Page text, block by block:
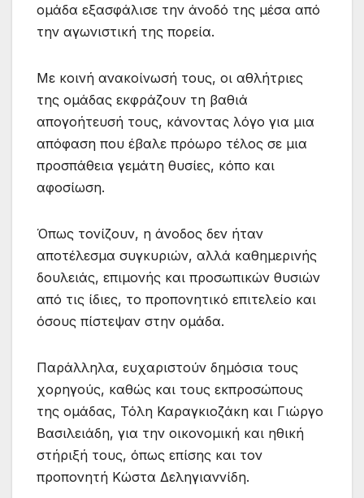
ομάδα εξασφάλισε την άνοδό της μέσα από
την αγωνιστική της πορεία.
Με κοινή ανακοίνωσή τους, οι αθλήτριες
της ομάδας εκφράζουν τη βαθιά
απογοήτευσή τους, κάνοντας λόγο για μια
απόφαση που έβαλε πρόωρο τέλος σε μια
προσπάθεια γεμάτη θυσίες, κόπο και
αφοσίωση.
Όπως τονίζουν, η άνοδος δεν ήταν
αποτέλεσμα συγκυριών, αλλά καθημερινής
δουλειάς, επιμονής και προσωπικών θυσιών
από τις ίδιες, το προπονητικό επιτελείο και
όσους πίστεψαν στην ομάδα.
Παράλληλα, ευχαριστούν δημόσια τους
χορηγούς, καθώς και τους εκπροσώπους
της ομάδας, Τόλη Καραγκιοζάκη και Γιώργο
Βασιλειάδη, για την οικονομική και ηθική
στήριξή τους, όπως επίσης και τον
προπονητή Κώστα Δεληγιαννίδη.